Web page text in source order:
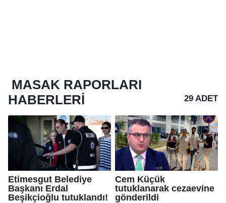
MASAK RAPORLARI
HABERLERI
29 ADET
Etimesgut Belediye
Başkanı Erdal
Beşikçioğlu tutuklandı!
Cem Küçük
tutuklanarak cezaevine
gönderildi